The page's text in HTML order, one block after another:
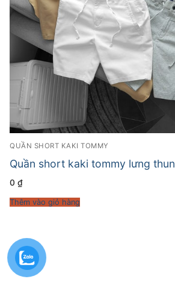
QUẦN SHORT KAKI TOMMY
Quần short kaki tommy lưng thun
0 ₫
Thêm vào giỏ hàng